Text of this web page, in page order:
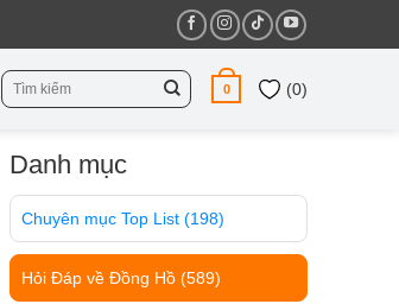
Tìm
kiếm:
0 (0)
Danh mục
Chuyên mục Top List (198)
Hỏi Đáp về Đồng Hồ (589)